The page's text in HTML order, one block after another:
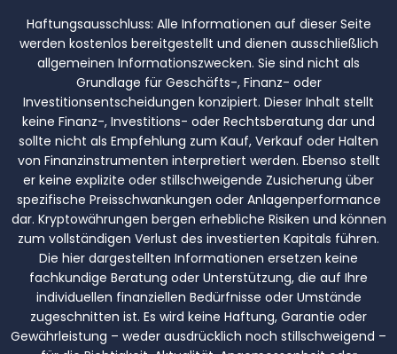
Haftungsausschluss: Alle Informationen auf dieser Seite
werden kostenlos bereitgestellt und dienen ausschließlich
allgemeinen Informationszwecken. Sie sind nicht als
Grundlage für Geschäfts-, Finanz- oder
Investitionsentscheidungen konzipiert. Dieser Inhalt stellt
keine Finanz-, Investitions- oder Rechtsberatung dar und
sollte nicht als Empfehlung zum Kauf, Verkauf oder Halten
von Finanzinstrumenten interpretiert werden. Ebenso stellt
er keine explizite oder stillschweigende Zusicherung über
spezifische Preisschwankungen oder Anlagenperformance
dar. Kryptowährungen bergen erhebliche Risiken und können
zum vollständigen Verlust des investierten Kapitals führen.
Die hier dargestellten Informationen ersetzen keine
fachkundige Beratung oder Unterstützung, die auf Ihre
individuellen finanziellen Bedürfnisse oder Umstände
zugeschnitten ist. Es wird keine Haftung, Garantie oder
Gewährleistung – weder ausdrücklich noch stillschweigend –